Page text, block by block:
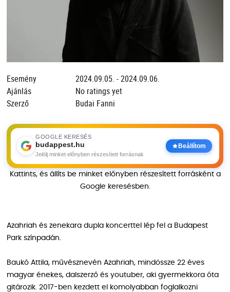
Esemény
2024.09.05. - 2024.09.06.
Ajánlás
No ratings yet
Szerző
Budai Fanni
GOOGLE KERESÉS
budappest.hu
Jelölj minket előnyben részesített forrásnak
Beállítom
Kattints, és állíts be minket előnyben részesített forrásként a
Google keresésben.
Azahriah és zenekara dupla koncerttel lép fel a Budapest
Park színpadán.
Baukó Attila, művésznevén Azahriah, mindössze 22 éves
magyar énekes, dalszerző és youtuber, aki gyermekkora óta
gitározik. 2017-ben kezdett el komolyabban foglalkozni